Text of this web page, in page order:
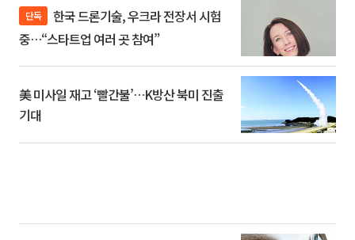
단독
중…“스타트업 여러 곳 참여”
美 미사일 재고 ‘빨간불’…K방산 북미 진출
기대